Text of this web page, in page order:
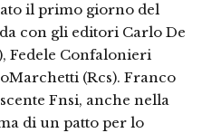
il primo giorno del
con gli editori Carlo De
Fedele Confalonieri
(Rcs). Franco
Fnsi, anche nella
di un patto per lo